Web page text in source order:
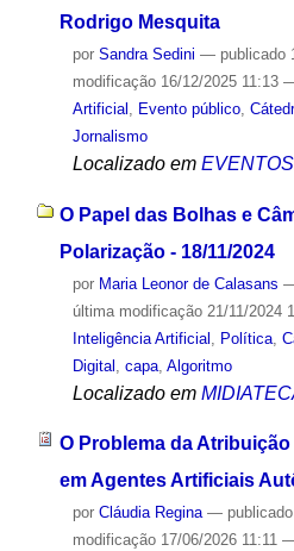
Rodrigo Mesquita
por Sandra Sedini — publicado
modificação16/12/2025 11:13
Artificial
Evento público,
Jornalismo
Localizado em EVENTOS
O Papel das Bolhas e
Polarização - 18/11/2024
por Maria Leonor de Calasans
última modificação21/11/2024
Inteligência Artificial
Política,
Digital capa, Algoritmo
Localizado em
O Problema da
em Agentes Artificiais
por Cláudia Regina — publicado
modificação17/06/2026 11:11 —